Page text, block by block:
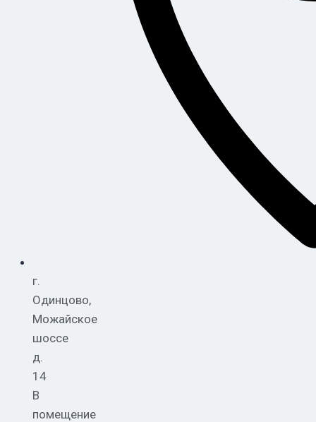
г.
Одинцово,
Можайское
шоссе
д.
14
В
помещение